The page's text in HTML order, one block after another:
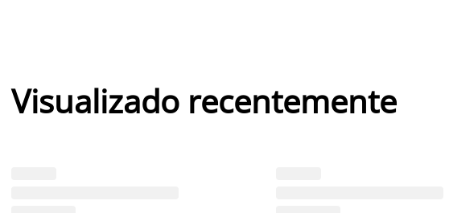
Visualizado recentemente